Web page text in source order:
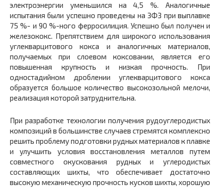
электроэнергии уменьшился на 4,5 %. Аналогичные
испытания были успешно проведены на ЗФЗ при выплавке
75 %- и 90 %-ного ферросилиция. Успешно был получен и
железококс. Препятствием для широкого использования
углекварцитового кокса и аналогичных материалов,
получаемых при слоевом коксовании, является его
повышенная крупность и низкая прочность. При
одностадийном дроблении углекварцитового кокса
образуется большое количество высокозольной мелочи,
реализация которой затруднительна.
При разработке технологии получения рудоуглеродистых
композиций в большинстве случаев стремятся комплексно
решить проблему подготовки рудных материалов к плавке
и улучшить условия восстановления металлов путем
совместного окускования рудных и углеродистых
составляющих шихты, что обеспечивает достаточно
высокую механическую прочность кусков шихты, хорошую